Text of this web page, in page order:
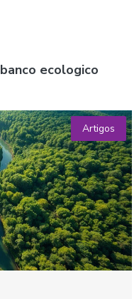
banco ecologico
Artigos